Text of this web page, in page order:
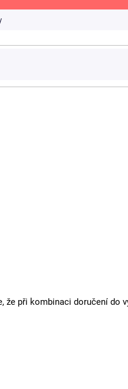
že při kombinaci doručení do